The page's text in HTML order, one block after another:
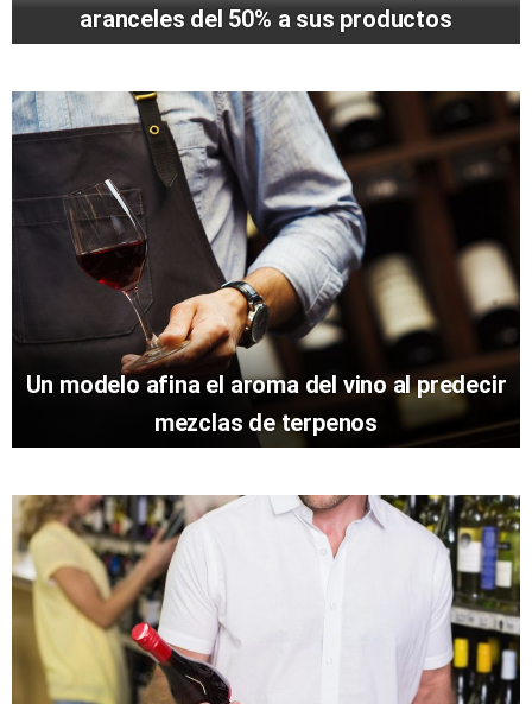
aranceles del 50% a sus productos
Un modelo afina el aroma del vino al predecir
mezclas de terpenos